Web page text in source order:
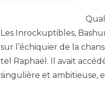
Les Inrockuptibles,
sur l’échiquier de la
tel Raphaël. Il avait
singulière et ambitieuse,